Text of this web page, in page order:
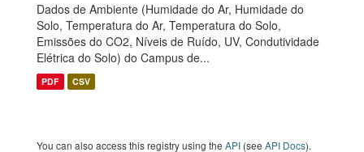
Dados de Ambiente (Humidade do Ar, Humidade do
Solo, Temperatura do Ar, Temperatura do Solo,
Emissões do CO2, Níveis de Ruído, UV, Condutividade
Elétrica do Solo) do Campus de...
PDF CSV
You can also access this registry using the API (see API Docs).